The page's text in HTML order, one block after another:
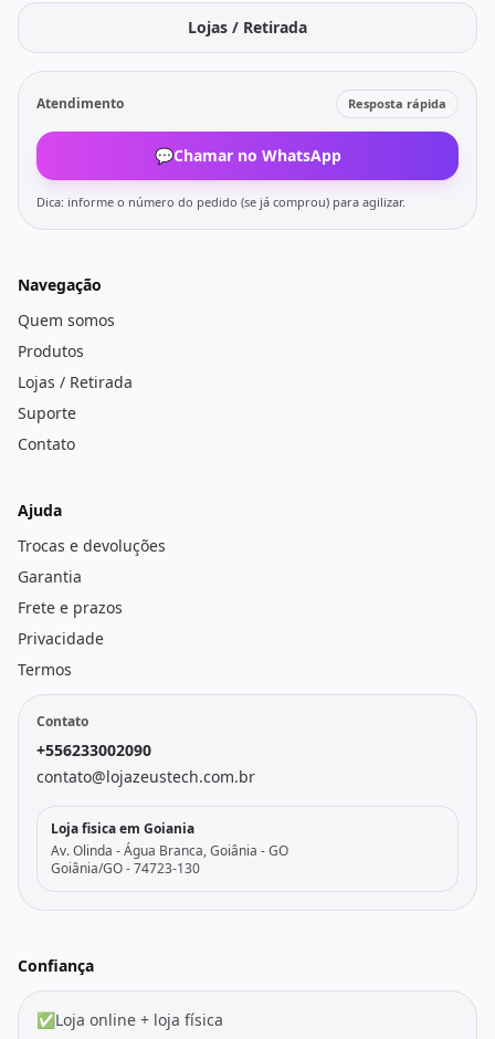
Lojas / Retirada
Atendimento Resposta rápida
💬Chamar no WhatsApp
Dica: informe o número do pedido (se já comprou) para agilizar.
Navegação
Quem somos
Produtos
Lojas / Retirada
Suporte
Contato
Ajuda
Trocas e devoluções
Garantia
Frete e prazos
Privacidade
Termos
Contato
+556233002090
contato@lojazeustech.com.br
Loja fisica em Goiania
Av. Olinda - Água Branca, Goiânia - GO
Goiânia/GO - 74723-130
Confiança
✅Loja online + loja física